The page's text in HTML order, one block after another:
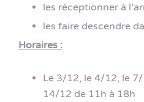
les réceptionner à
les faire descendre
Horaires :
Le 3/12, le 4/12, le
14/12 de 11h à 18h